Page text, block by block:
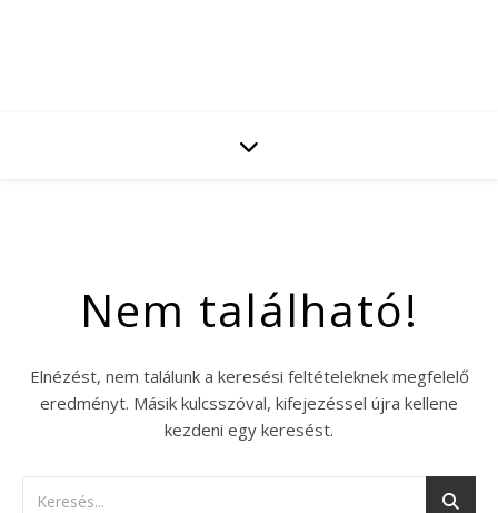
Nem található!
Elnézést, nem találunk a keresési feltételeknek megfelelő
eredményt. Másik kulcsszóval, kifejezéssel újra kellene
kezdeni egy keresést.